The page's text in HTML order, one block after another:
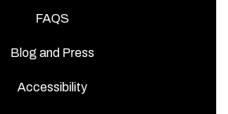
FAQS
Blog and Press
Accessibility